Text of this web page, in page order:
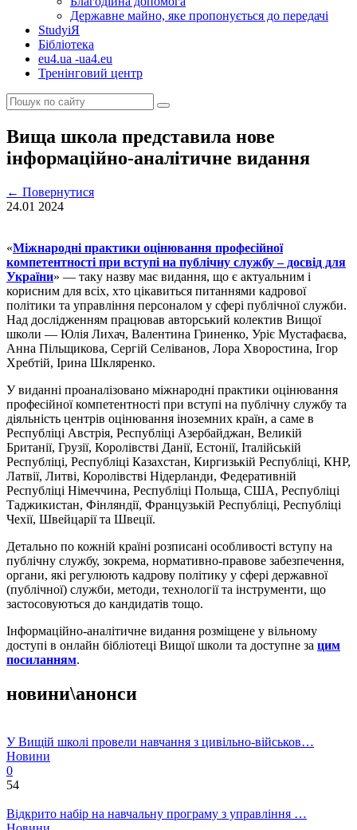
Державне майно, яке пропонується до передачі
StudyіЯ
Бібліотека
eu4.ua -ua4.eu
Тренінговий центр
Вища школа представила нове
інформаційно-аналітичне видання
← Повернутися
24.01 2024
«Міжнародні практики оцінювання професійної
компетентності при вступі на публічну службу – досвід для
України» — таку назву має видання, що є актуальним і
корисним для всіх, хто цікавиться питаннями кадрової
політики та управління персоналом у сфері публічної служби.
Над дослідженням працював авторський колектив Вищої
школи — Юлія Лихач, Валентина Гриненко, Уріє Мустафаєва,
Анна Пільщикова, Сергій Селіванов, Лора Хворостина, Ігор
Хребтій, Ірина Шкляренко.
У виданні проаналізовано міжнародні практики оцінювання
професійної компетентності при вступі на публічну службу та
діяльність центрів оцінювання іноземних країн, а саме в
Республіці Австрія, Республіці Азербайджан, Великій
Британії, Грузії, Королівстві Данії, Естонії, Італійській
Республіці, Республіці Казахстан, Киргизькій Республіці, КНР,
Латвії, Литві, Королівстві Нідерланди, Федеративній
Республіці Німеччина, Республіці Польща, США, Республіці
Таджикистан, Фінляндії, Французькій Республіці, Республіці
Чехії, Швейцарії та Швеції.
Детально по кожній країні розписані особливості вступу на
публічну службу, зокрема, нормативно-правове забезпечення,
органи, які регулюють кадрову політику у сфері державної
(публічної) служби, методи, технології та інструменти, що
застосовуються до кандидатів тощо.
Інформаційно-аналітичне видання розміщене у вільному
доступі в онлайн бібліотеці Вищої школи та доступне за цим
посиланням.
новини\анонси
У Вищій школі провели навчання з цивільно-військов…
Новини
0
54
Відкрито набір на навчальну програму з управління …